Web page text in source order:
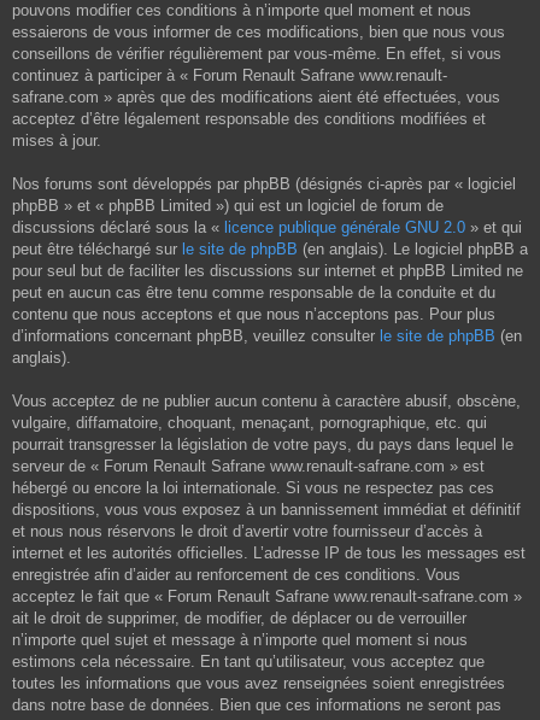
pouvons modifier ces conditions à n’importe quel moment et nous
essaierons de vous informer de ces modifications, bien que nous vous
conseillons de vérifier régulièrement par vous-même. En effet, si vous
continuez à participer à « Forum Renault Safrane www.renault-
safrane.com » après que des modifications aient été effectuées, vous
acceptez d’être légalement responsable des conditions modifiées et
mises à jour.
Nos forums sont développés par phpBB (désignés ci-après par « logiciel
phpBB » et « phpBB Limited ») qui est un logiciel de forum de
discussions déclaré sous la « licence publique générale GNU 2.0 » et qui
peut être téléchargé sur le site de phpBB (en anglais). Le logiciel phpBB a
pour seul but de faciliter les discussions sur internet et phpBB Limited ne
peut en aucun cas être tenu comme responsable de la conduite et du
contenu que nous acceptons et que nous n’acceptons pas. Pour plus
d’informations concernant phpBB, veuillez consulter le site de phpBB (en
anglais).
Vous acceptez de ne publier aucun contenu à caractère abusif, obscène,
vulgaire, diffamatoire, choquant, menaçant, pornographique, etc. qui
pourrait transgresser la législation de votre pays, du pays dans lequel le
serveur de « Forum Renault Safrane www.renault-safrane.com » est
hébergé ou encore la loi internationale. Si vous ne respectez pas ces
dispositions, vous vous exposez à un bannissement immédiat et définitif
et nous nous réservons le droit d’avertir votre fournisseur d’accès à
internet et les autorités officielles. L’adresse IP de tous les messages est
enregistrée afin d’aider au renforcement de ces conditions. Vous
acceptez le fait que « Forum Renault Safrane www.renault-safrane.com »
ait le droit de supprimer, de modifier, de déplacer ou de verrouiller
n’importe quel sujet et message à n’importe quel moment si nous
estimons cela nécessaire. En tant qu’utilisateur, vous acceptez que
toutes les informations que vous avez renseignées soient enregistrées
dans notre base de données. Bien que ces informations ne seront pas